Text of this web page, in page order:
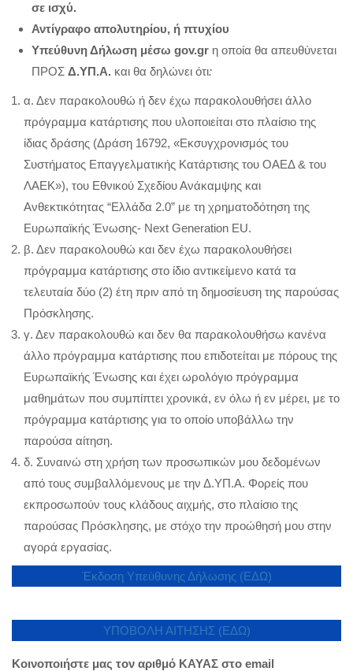
σε ισχύ.
Αντίγραφο απολυτηρίου, ή πτυχίου
Υπεύθυνη Δήλωση μέσω gov.gr η οποία θα απευθύνεται
ΠΡΟΣ Δ.ΥΠ.Α. και θα δηλώνει ότι:
α. Δεν παρακολουθώ ή δεν έχω παρακολουθήσει άλλο
πρόγραμμα κατάρτισης που υλοποιείται στο πλαίσιο της
ίδιας δράσης (Δράση 16792, «Εκσυγχρονισμός του
Συστήματος Επαγγελματικής Κατάρτισης του ΟΑΕΔ & του
ΛΑΕΚ»), του Εθνικού Σχεδίου Ανάκαμψης και
Ανθεκτικότητας “Ελλάδα 2.0” με τη χρηματοδότηση της
Ευρωπαϊκής Ένωσης- Next Generation EU.
β. Δεν παρακολουθώ και δεν έχω παρακολουθήσει
πρόγραμμα κατάρτισης στο ίδιο αντικείμενο κατά τα
τελευταία δύο (2) έτη πριν από τη δημοσίευση της παρούσας
Πρόσκλησης.
γ. Δεν παρακολουθώ και δεν θα παρακολουθήσω κανένα
άλλο πρόγραμμα κατάρτισης που επιδοτείται με πόρους της
Ευρωπαϊκής Ένωσης και έχει ωρολόγιο πρόγραμμα
μαθημάτων που συμπίπτει χρονικά, εν όλω ή εν μέρει, με το
πρόγραμμα κατάρτισης για το οποίο υποβάλλω την
παρούσα αίτηση.
δ. Συναινώ στη χρήση των προσωπικών μου δεδομένων
από τους συμβαλλόμενους με την Δ.ΥΠ.Α. Φορείς που
εκπροσωπούν τους κλάδους αιχμής, στο πλαίσιο της
παρούσας Πρόσκλησης, με στόχο την προώθησή μου στην
αγορά εργασίας.
Έκδοση Υπεύθυνης Δήλωσης (ΕΔΩ)
ΥΠΟΒΟΛΗ ΑΙΤΗΣΗΣ (ΕΔΩ)
Κοινοποιήστε μας τον αριθμό ΚΑΥΑΣ στο email